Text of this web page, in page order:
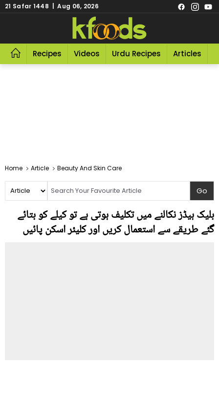
21 Safar 1448 | Aug 06, 2026
Recipes Videos Urdu Recipes Articles
Home Article Beauty And Skin Care
بلیک ہیڈز نکالنے میں تکلیف ہوتی ہے تو کیلے کو بتائے
گئے طریقے سے استعمال کریں اور کلیئر اسکن پائیں